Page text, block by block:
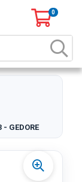
0
GEDORE